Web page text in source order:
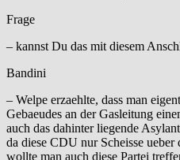
Frage
– kannst Du das mit diesem
Bandini
– Welpe erzaehlte, dass man
Gebaeudes an der Gasleitung
auch das dahinter liegende
da diese CDU nur Scheisse
wollte man auch diese Partei